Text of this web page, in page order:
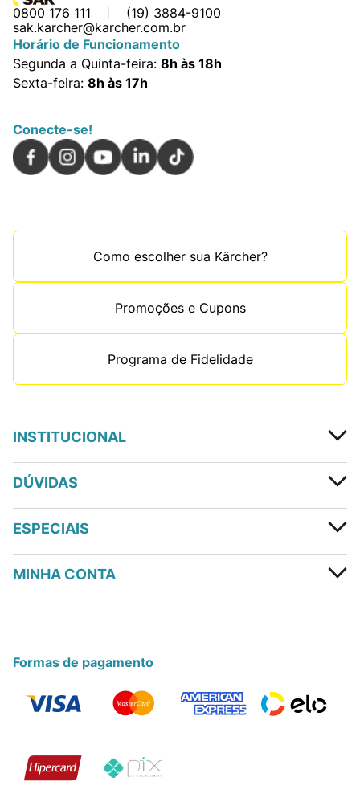
0800 176 111
(19) 3884-9100
sak.karcher@karcher.com.br
Horário de Funcionamento
Segunda a Quinta-feira: 8h às 18h
Sexta-feira: 8h às 17h
Conecte-se!
Como escolher sua Kärcher?
Promoções e Cupons
Programa de Fidelidade
INSTITUCIONAL
DÚVIDAS
ESPECIAIS
MINHA CONTA
Formas de pagamento